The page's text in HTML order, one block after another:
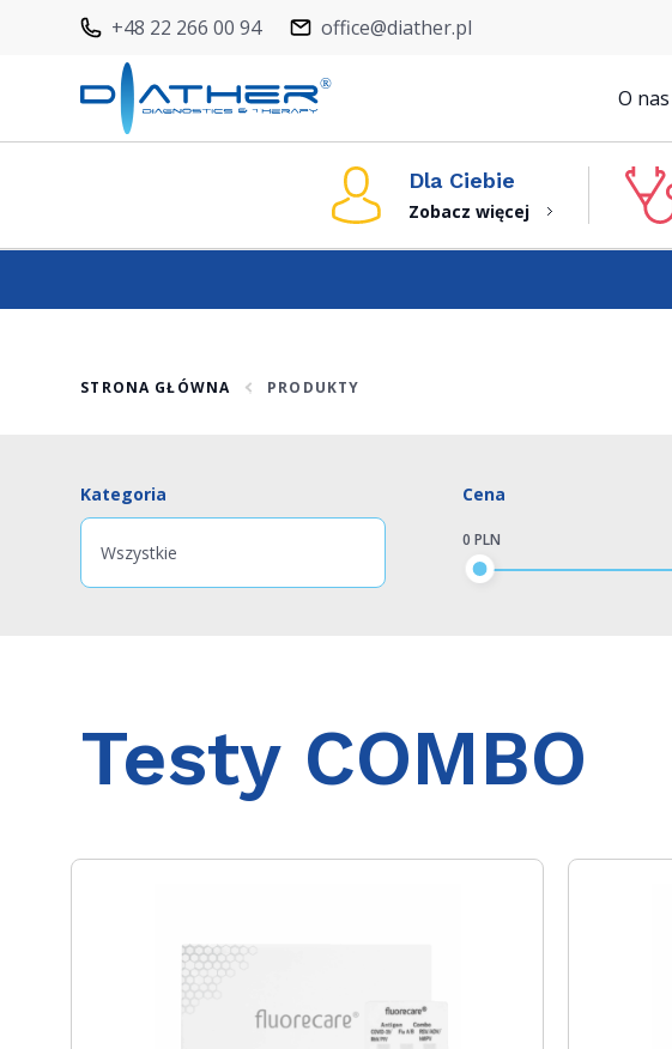
+48 22 266 00 94 office@diather.pl
O nas
Dla Ciebie
Zobacz więcej
STRONA GŁÓWNA PRODUKTY
Kategoria
Wszystkie
Cena
0 PLN
Testy COMBO